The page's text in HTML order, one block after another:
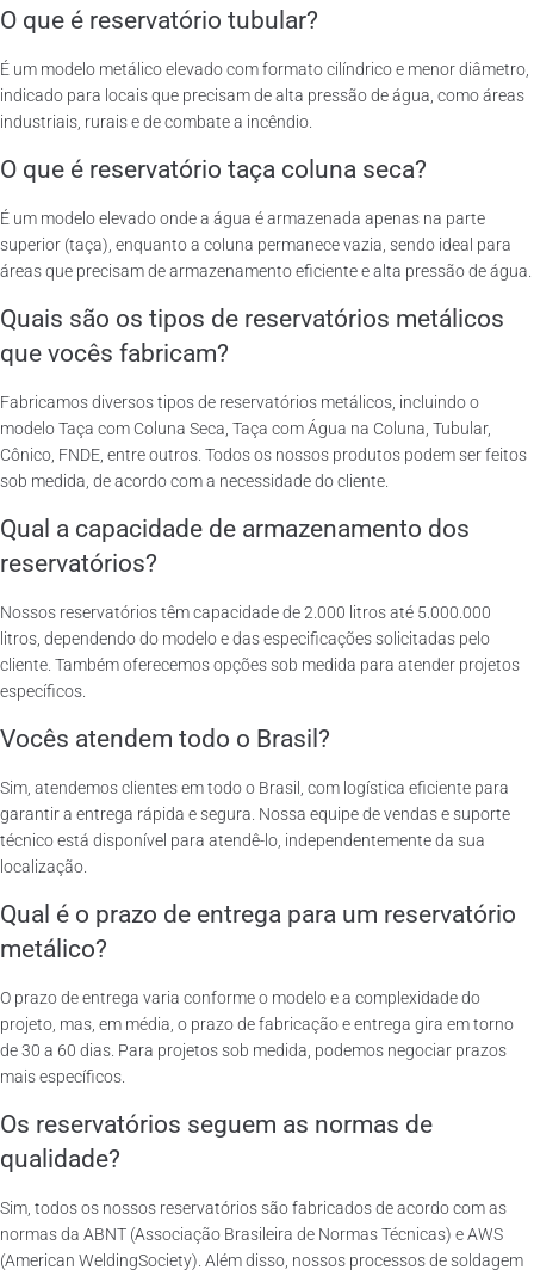
O que é reservatório tubular?
É um modelo metálico elevado com formato cilíndrico e menor diâmetro,
indicado para locais que precisam de alta pressão de água, como áreas
industriais, rurais e de combate a incêndio.
O que é reservatório taça coluna seca?
É um modelo elevado onde a água é armazenada apenas na parte
superior (taça), enquanto a coluna permanece vazia, sendo ideal para
áreas que precisam de armazenamento eficiente e alta pressão de água.
Quais são os tipos de reservatórios metálicos
que vocês fabricam?
Fabricamos diversos tipos de reservatórios metálicos, incluindo o
modelo Taça com Coluna Seca, Taça com Água na Coluna, Tubular,
Cônico, FNDE, entre outros. Todos os nossos produtos podem ser feitos
sob medida, de acordo com a necessidade do cliente.
Qual a capacidade de armazenamento dos
reservatórios?
Nossos reservatórios têm capacidade de 2.000 litros até 5.000.000
litros, dependendo do modelo e das especificações solicitadas pelo
cliente. Também oferecemos opções sob medida para atender projetos
específicos.
Vocês atendem todo o Brasil?
Sim, atendemos clientes em todo o Brasil, com logística eficiente para
garantir a entrega rápida e segura. Nossa equipe de vendas e suporte
técnico está disponível para atendê-lo, independentemente da sua
localização.
Qual é o prazo de entrega para um reservatório
metálico?
O prazo de entrega varia conforme o modelo e a complexidade do
projeto, mas, em média, o prazo de fabricação e entrega gira em torno
de 30 a 60 dias. Para projetos sob medida, podemos negociar prazos
mais específicos.
Os reservatórios seguem as normas de
qualidade?
Sim, todos os nossos reservatórios são fabricados de acordo com as
normas da ABNT (Associação Brasileira de Normas Técnicas) e AWS
(American WeldingSociety). Além disso, nossos processos de soldagem